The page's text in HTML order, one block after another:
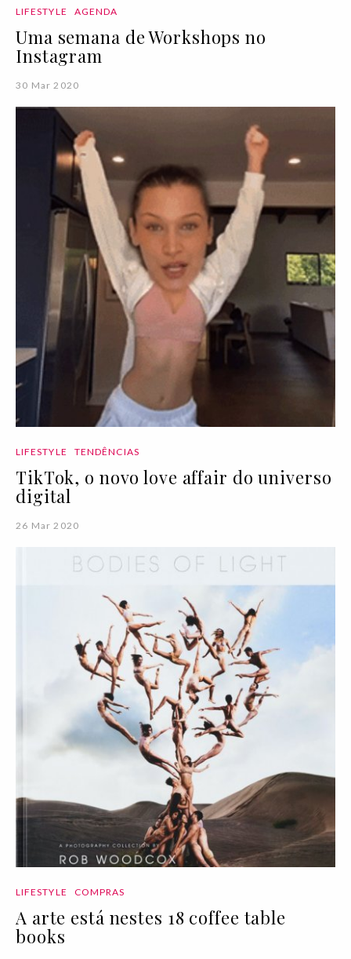
LIFESTYLE AGENDA
Uma semana de Workshops no
Instagram
30 Mar 2020
LIFESTYLE TENDÊNCIAS
TikTok, o novo love affair do universo
digital
26 Mar 2020
LIFESTYLE COMPRAS
A arte está nestes 18 coffee table
books